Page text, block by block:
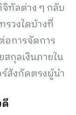
ทัลต่าง ๆ กลับ
รวงใดบ้างที่
การจัดการ
กุลเงินภายใน
สังกัดตรงผู้นำ
ดี